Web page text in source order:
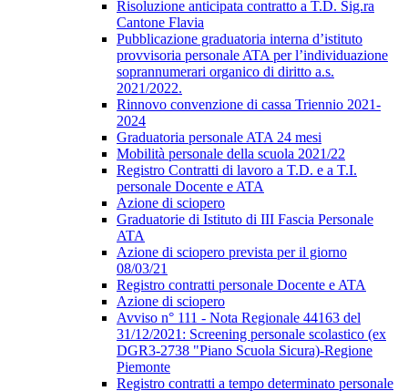
Risoluzione anticipata contratto a T.D. Sig.ra
Cantone Flavia
Pubblicazione graduatoria interna d’istituto
provvisoria personale ATA per l’individuazione
soprannumerari organico di diritto a.s.
2021/2022.
Rinnovo convenzione di cassa Triennio 2021-
2024
Graduatoria personale ATA 24 mesi
Mobilità personale della scuola 2021/22
Registro Contratti di lavoro a T.D. e a T.I.
personale Docente e ATA
Azione di sciopero
Graduatorie di Istituto di III Fascia Personale
ATA
Azione di sciopero prevista per il giorno
08/03/21
Registro contratti personale Docente e ATA
Azione di sciopero
Avviso n° 111 - Nota Regionale 44163 del
31/12/2021: Screening personale scolastico (ex
DGR3-2738 "Piano Scuola Sicura)-Regione
Piemonte
Registro contratti a tempo determinato personale